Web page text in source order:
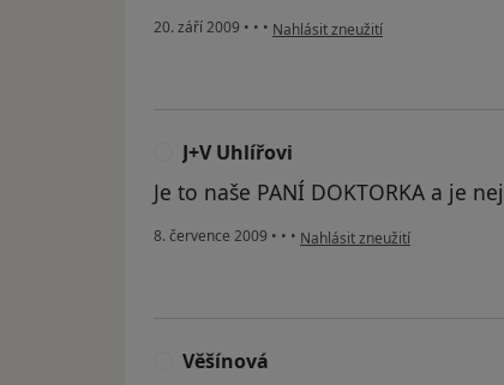
20. září 2009 • • • podle názoru uživatele Pacient
Nahlásit zneužití
J+V Uhlířovi
Je to naše PANÍ DOKTORKA a je
8. července 2009 • • • podle názoru uživatele J+V
Nahlásit zneužití
Věšínová